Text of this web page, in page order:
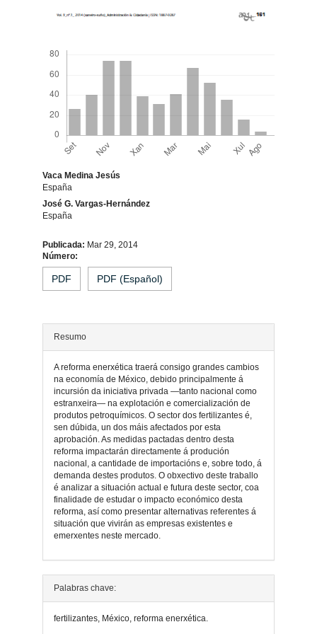
Vaca Medina Jesús
España
José G. Vargas-Hernández
España
Contido
principal
do
artigo
Publicada: Mar 29, 2014
Número:
PDF PDF (Español)
Resumo
A reforma enerxética traerá consigo grandes cambios
na economía de México, debido principalmente á
incursión da iniciativa privada —tanto nacional como
estranxeira— na explotación e comercialización de
produtos petroquímicos. O sector dos fertilizantes é,
sen dúbida, un dos máis afectados por esta
aprobación. As medidas pactadas dentro desta
reforma impactarán directamente á produción
nacional, a cantidade de importacións e, sobre todo, á
demanda destes produtos. O obxectivo deste traballo
é analizar a situación actual e futura deste sector, coa
finalidade de estudar o impacto económico desta
reforma, así como presentar alternativas referentes á
situación que vivirán as empresas existentes e
emerxentes neste mercado.
Detalles
do
Palabras chave:
fertilizantes, México, reforma enerxética.